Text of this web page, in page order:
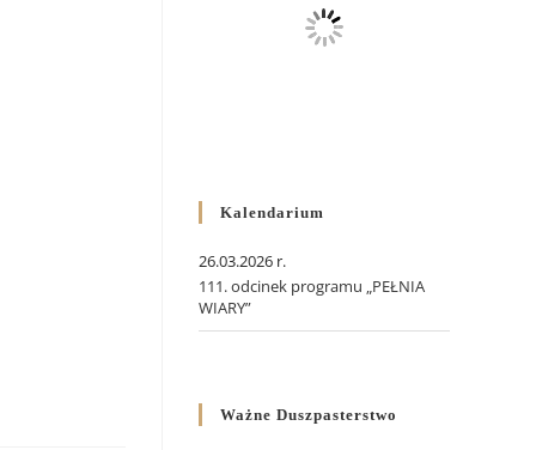
Kalendarium
26.03.2026 r.
111. odcinek programu „PEŁNIA
WIARY”
Ważne Duszpasterstwo